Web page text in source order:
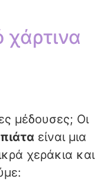
μέδουσες; Οι
είναι μια
χεράκια και